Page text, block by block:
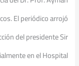
El periódico arrojó
del presidente Sir
en el Hospital